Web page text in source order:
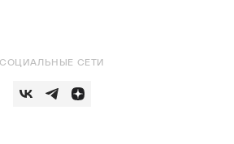
СОЦИАЛЬНЫЕ СЕТИ